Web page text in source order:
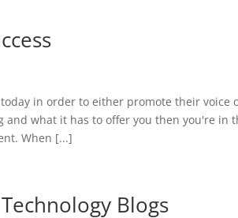
in order to either promote their voice
what it has to offer you then you're in
When [...]
Blogs